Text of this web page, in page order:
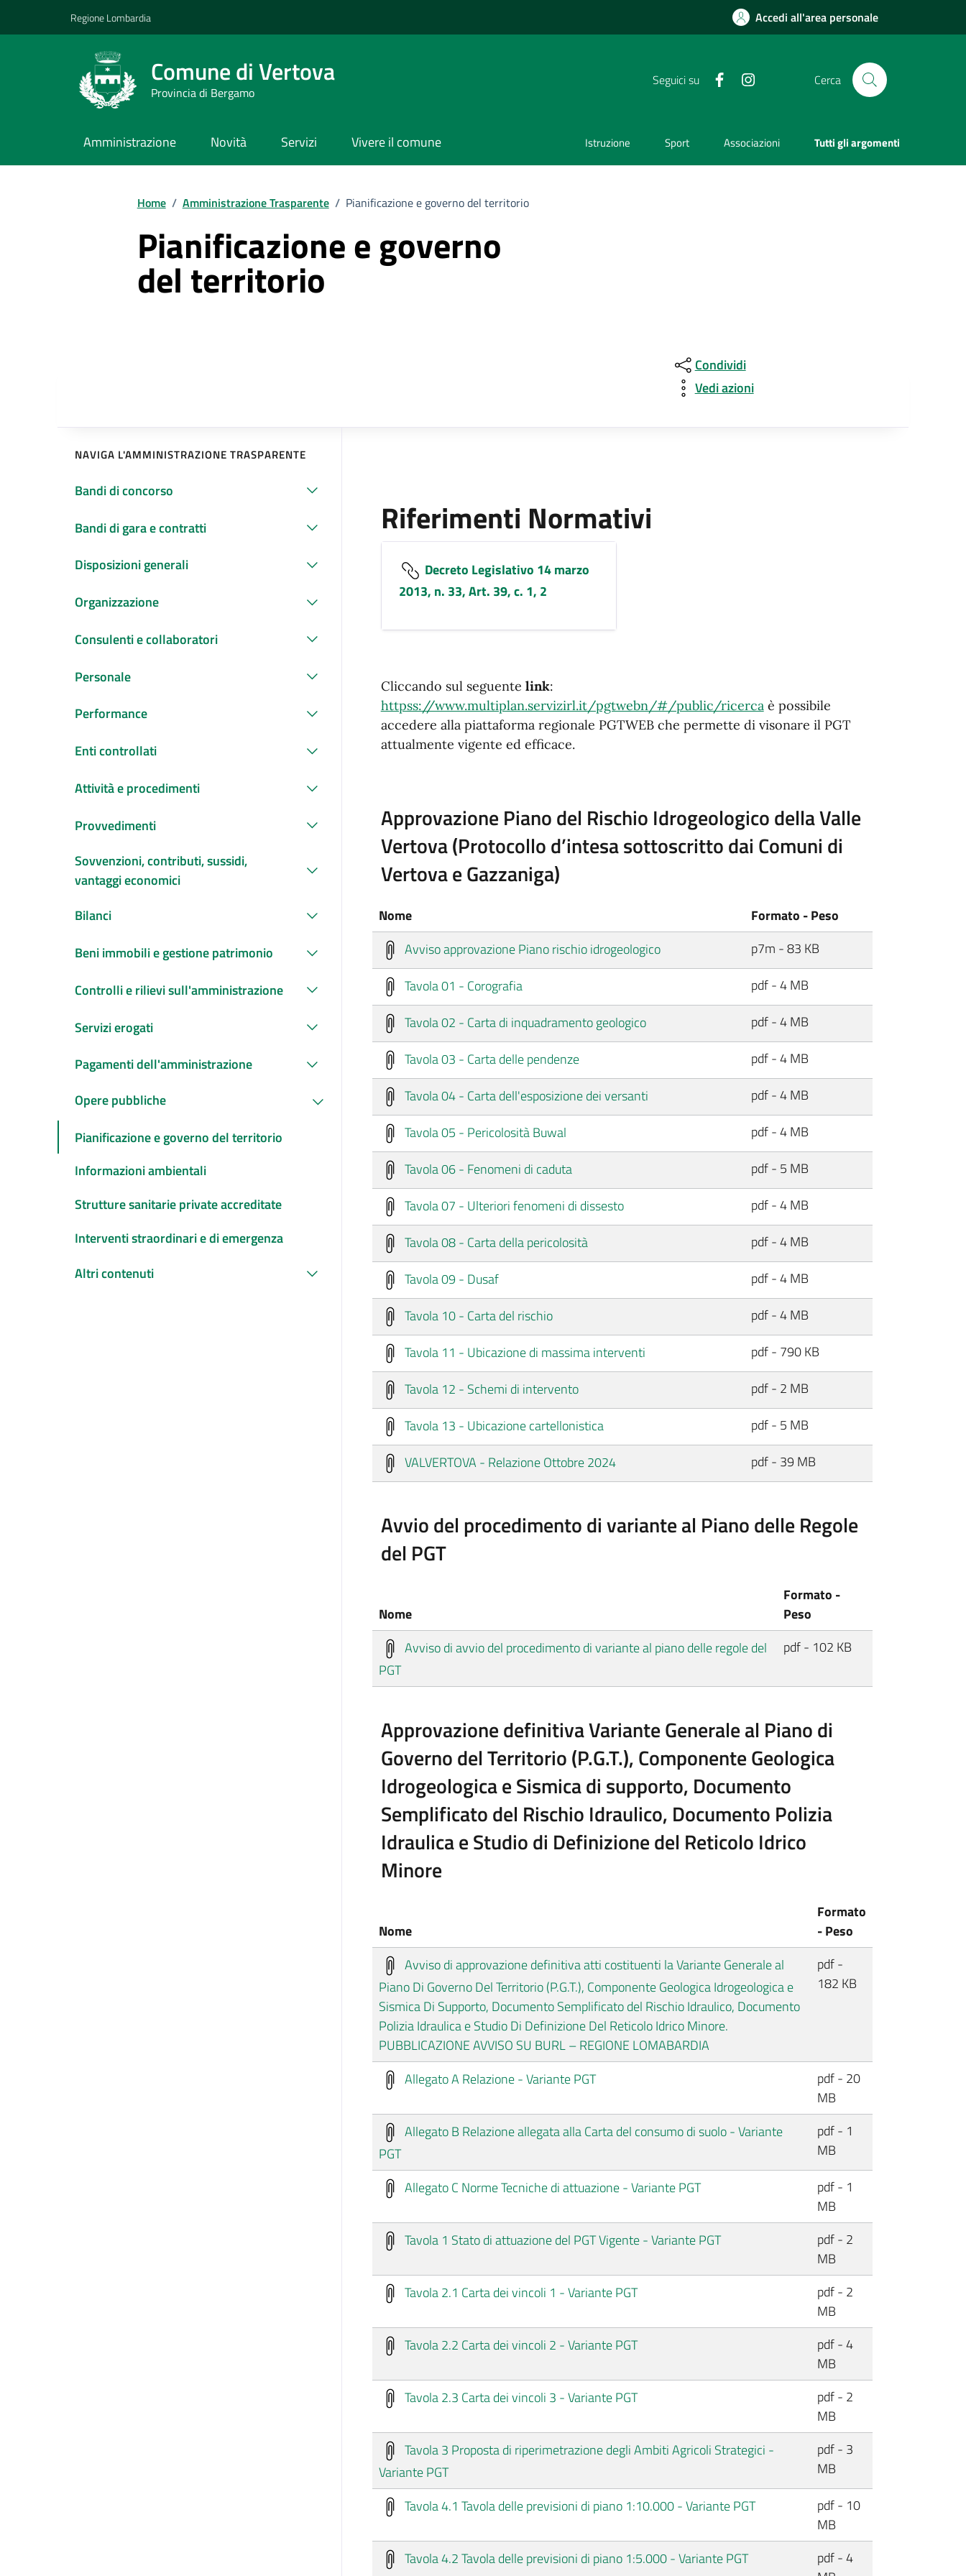
Regione Lombardia Accedi all'area personale
Comune di Vertova
Provincia di Bergamo
Seguici su Facebook Cerca
Amministrazione Novità Servizi Vivere il comune Istruzione Sport Associazioni Tutti gli argomenti
Home / Amministrazione Trasparente / Pianificazione e governo del territorio
Pianificazione e governo
del territorio
Condividi
Vedi azioni
NAVIGA L'AMMINISTRAZIONE TRASPARENTE
Bandi di concorso
Bandi di gara e contratti
Disposizioni generali
Organizzazione
Consulenti e collaboratori
Personale
Performance
Enti controllati
Attività e procedimenti
Provvedimenti
Sovvenzioni, contributi, sussidi,
vantaggi economici
Bilanci
Beni immobili e gestione patrimonio
Controlli e rilievi sull'amministrazione
Servizi erogati
Pagamenti dell'amministrazione
Opere pubbliche
Pianificazione e governo del territorio
Informazioni ambientali
Strutture sanitarie private accreditate
Interventi straordinari e di emergenza
Altri contenuti
Riferimenti Normativi
Decreto Legislativo 14 marzo
2013, n. 33, Art. 39, c. 1, 2
Cliccando sul seguente link:
httpss://www.multiplan.servizirl.it/pgtwebn/#/public/ricercaè possibile
accedere alla piattaforma regionale PGTWEB che permette di visonare il PGT
attualmente vigente ed efficace.
Approvazione Piano del Rischio Idrogeologico della Valle
Vertova (Protocollo d’intesa sottoscritto dai Comuni di
Vertova e Gazzaniga)
Nome
Formato - Peso
Avviso approvazione Piano rischio idrogeologico
p7m - 83 KB
Tavola 01 - Corografia
pdf - 4 MB
Tavola 02 - Carta di inquadramento geologico
pdf - 4 MB
Tavola 03 - Carta delle pendenze
pdf - 4 MB
Tavola 04 - Carta dell'esposizione dei versanti
pdf - 4 MB
Tavola 05 - Pericolosità Buwal
pdf - 4 MB
Tavola 06 - Fenomeni di caduta
pdf - 5 MB
Tavola 07 - Ulteriori fenomeni di dissesto
pdf - 4 MB
Tavola 08 - Carta della pericolosità
pdf - 4 MB
Tavola 09 - Dusaf
pdf - 4 MB
Tavola 10 - Carta del rischio
pdf - 4 MB
Tavola 11 - Ubicazione di massima interventi
pdf - 790 KB
Tavola 12 - Schemi di intervento
pdf - 2 MB
Tavola 13 - Ubicazione cartellonistica
pdf - 5 MB
VALVERTOVA - Relazione Ottobre 2024
pdf - 39 MB
Avvio del procedimento di variante al Piano delle Regole
del PGT
Nome
Formato -
Peso
Avviso di avvio del procedimento di variante al piano delle regole del
PGT
pdf - 102 KB
Approvazione definitiva Variante Generale al Piano di
Governo del Territorio (P.G.T.), Componente Geologica
Idrogeologica e Sismica di supporto, Documento
Semplificato del Rischio Idraulico, Documento Polizia
Idraulica e Studio di Definizione del Reticolo Idrico
Minore
Nome
Formato
- Peso
Avviso di approvazione definitiva atti costituenti la Variante Generale al
Piano Di Governo Del Territorio (P.G.T.), Componente Geologica Idrogeologica e
Sismica Di Supporto, Documento Semplificato del Rischio Idraulico, Documento
Polizia Idraulica e Studio Di Definizione Del Reticolo Idrico Minore.
PUBBLICAZIONE AVVISO SU BURL – REGIONE LOMABARDIA
pdf -
182 KB
Allegato A Relazione - Variante PGT
pdf - 20
MB
Allegato B Relazione allegata alla Carta del consumo di suolo - Variante
PGT
pdf - 1
MB
Allegato C Norme Tecniche di attuazione - Variante PGT
pdf - 1
MB
Tavola 1 Stato di attuazione del PGT Vigente - Variante PGT
pdf - 2
MB
Tavola 2.1 Carta dei vincoli 1 - Variante PGT
pdf - 2
MB
Tavola 2.2 Carta dei vincoli 2 - Variante PGT
pdf - 4
MB
Tavola 2.3 Carta dei vincoli 3 - Variante PGT
pdf - 2
MB
Tavola 3 Proposta di riperimetrazione degli Ambiti Agricoli Strategici -
Variante PGT
pdf - 3
MB
Tavola 4.1 Tavola delle previsioni di piano 1:10.000 - Variante PGT
pdf - 10
MB
Tavola 4.2 Tavola delle previsioni di piano 1:5.000 - Variante PGT
pdf - 4